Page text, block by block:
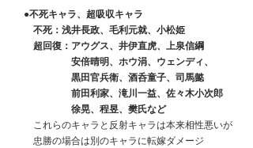
●不死キャラ、超吸収キャラ
不死：浅井長政、毛利元就、小松姫
超回復：アウグス、井伊直虎、上泉信綱
安倍晴明、ホウ涓、ウェンディ、
黒田官兵衛、酒呑童子、司馬懿
前田利家、滝川一益、佐々木小次郎
徐晃、程昱、樊氏など
これらのキャラと反射キャラは本来相性悪いが
忠勝の場合は別のキャラに転嫁ダメージ